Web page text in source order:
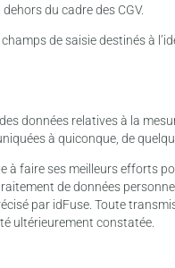
du cadre des CGV.
de saisie destinés à
données relatives à la
à quiconque, de
à faire ses meilleurs
de données
par idFuse. Toute
ultérieurement constatée.